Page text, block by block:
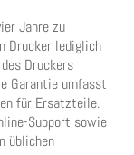
Jahre zu
Drucker lediglich
Druckers
Garantie umfasst
für Ersatzteile.
Support sowie
üblichen